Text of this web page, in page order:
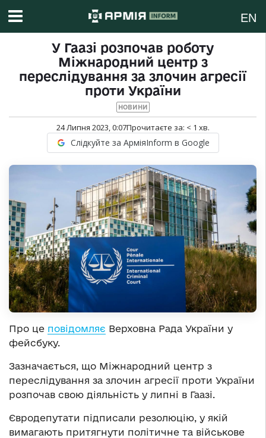
EN
У Гаазі розпочав роботу
Міжнародний центр з
переслідування за злочин агресії
проти України
НОВИНИ
24 Липня 2023, 0:07Прочитаєте за: < 1 хв.
Слідкуйте за АрміяInform в Google
Про це повідомляє Верховна Рада України у
фейсбуку.
Зазначається, що Міжнародний центр з
переслідування за злочин агресії проти України
розпочав свою діяльність у липні в Гаазі.
Євродепутати підписали резолюцію, у якій
вимагають притягнути політичне та військове